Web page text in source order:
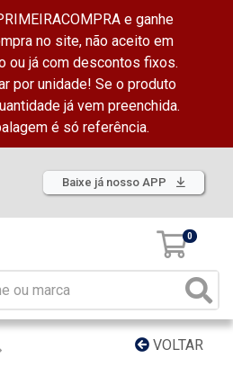
e ganhe
no site, não aceito em
ou já com descontos fixos.
por unidade! Se o produto
já vem preenchida.
é só referência.
Baixe já nosso APP
0
VOLTAR